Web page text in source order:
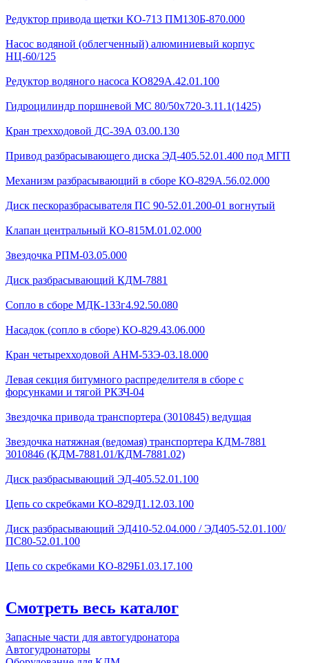
Редуктор привода щетки КО-713 ПМ130Б-870.000
Насос водяной (облегченный) алюминиевый корпус
НЦ-60/125
Редуктор водяного насоса КО829А.42.01.100
Гидроцилиндр поршневой МС 80/50х720-3.11.1(1425)
Кран трехходовой ДС-39А 03.00.130
Привод разбрасывающего диска ЭД-405.52.01.400 под МГП
Механизм разбрасывающий в сборе КО-829А.56.02.000
Диск пескоразбрасывателя ПС 90-52.01.200-01 вогнутый
Клапан центральный КО-815М.01.02.000
Звездочка РПМ-03.05.000
Диск разбрасывающий КДМ-7881
Сопло в сборе МДК-133г4.92.50.080
Насадок (сопло в сборе) КО-829.43.06.000
Кран четырехходовой AHМ-53Э-03.18.000
Левая секция битумного распределителя в сборе с
форсунками и тягой РКЗЧ-04
Звездочка привода транспортера (3010845) ведущая
Звездочка натяжная (ведомая) транспортера КДМ-7881
3010846 (КДМ-7881.01/КДМ-7881.02)
Диск разбрасывающий ЭД-405.52.01.100
Цепь со скребками КО-829Д1.12.03.100
Диск разбрасывающий ЭД410-52.04.000 / ЭД405-52.01.100/
ПС80-52.01.100
Цепь со скребками КО-829Б1.03.17.100
Смотреть весь каталог
Запасные части для автогудронатора
Автогудронаторы